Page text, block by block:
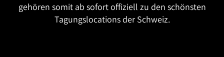
gehören somit ab sofort offiziell zu den schönsten
Tagungslocations der Schweiz.